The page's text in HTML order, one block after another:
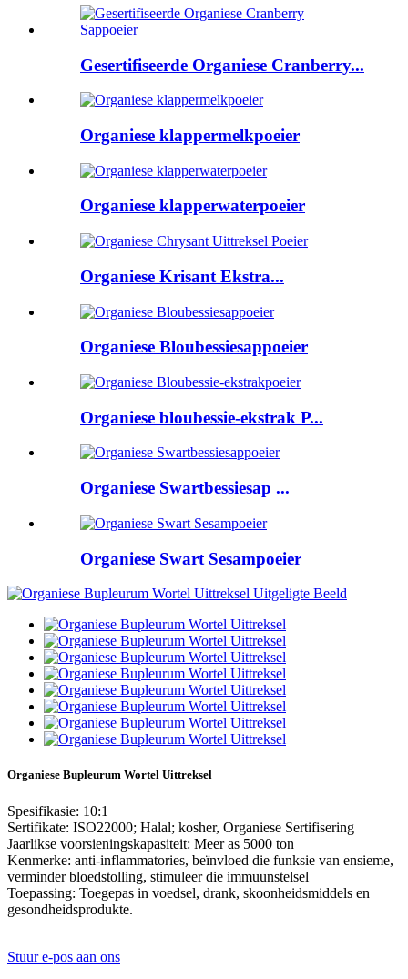
Gesertifiseerde Organiese Cranberry...
Organiese klappermelkpoeier
Organiese klapperwaterpoeier
Organiese Krisant Ekstra...
Organiese Bloubessiesappoeier
Organiese bloubessie-ekstrak P...
Organiese Swartbessiesap ...
Organiese Swart Sesampoeier
Organiese Bupleurum Wortel Uittreksel
Spesifikasie: 10:1
Sertifikate: ISO22000; Halal; kosher, Organiese Sertifisering
Jaarlikse voorsieningskapasiteit: Meer as 5000 ton
Kenmerke: anti-inflammatories, beïnvloed die funksie van ensieme,
verminder bloedstolling, stimuleer die immuunstelsel
Toepassing: Toegepas in voedsel, drank, skoonheidsmiddels en
gesondheidsprodukte.
Stuur e-pos aan ons